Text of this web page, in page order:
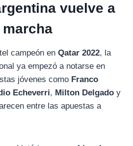
vuelve a
campeón en Qatar 2022, la
ya empezó a notarse en
jóvenes como Franco
Echeverri, Milton Delgado y
entre las apuestas a